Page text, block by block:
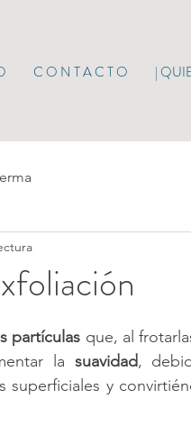
C O N T A C T O |
partículas que, al
la suavidad,
superficiales y